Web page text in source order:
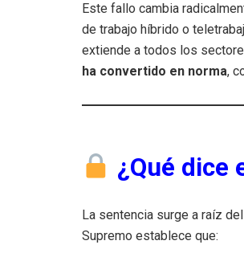
Este fallo cambia
de trabajo híbrido o
extiende a todos los
ha convertido en norma,
¿Qué dice
La sentencia surge a raíz
Supremo establece que: